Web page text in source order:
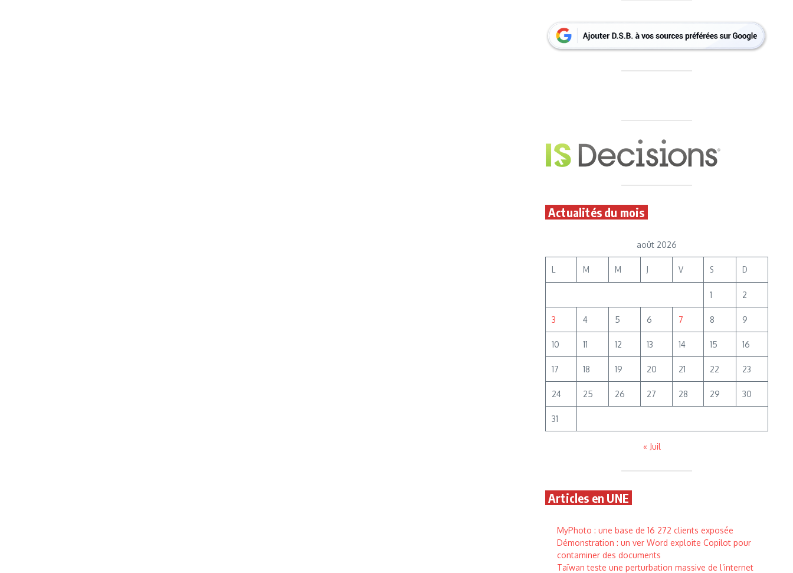
Actualités du mois
août 2026
L M M J V S D
1 2
3 4 5 6 7 8 9
10 11 12 13 14 15 16
17 18 19 20 21 22 23
24 25 26 27 28 29 30
31
« Juil
Articles en UNE
MyPhoto : une base de 16 272 clients exposée
Démonstration : un ver Word exploite Copilot pour
contaminer des documents
Taïwan teste une perturbation massive de l’internet